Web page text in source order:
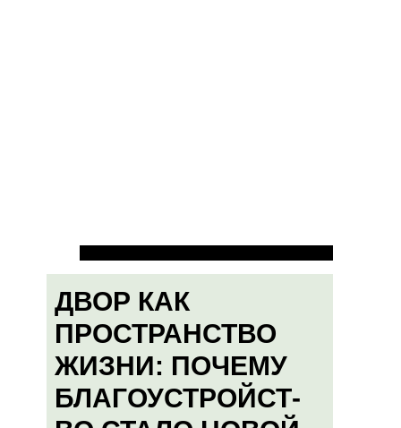
ДВОР КАК
ПРОСТРАНСТВО
ЖИЗНИ: ПОЧЕМУ
БЛАГОУСТРОЙСТ-